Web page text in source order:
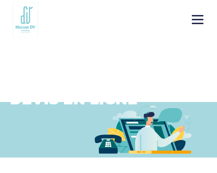
Go to
main
content
Menu
DEVIS EN LIGNE